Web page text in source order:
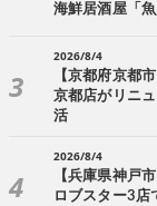
海鮮居酒屋「
2026/8/4
【京都府京都
京都店がリニ
活
2026/8/4
【兵庫県神戸
ロブスター3店